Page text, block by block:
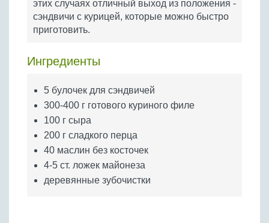
Бобовые
Яйца
этих случаях отличный выход из положения -
сэндвичи с курицей, которые можно быстро
приготовить.
Ингредиенты
5 булочек для сэндвичей
300-400 г готового куриного филе
100 г сыра
200 г сладкого перца
40 маслин без косточек
4-5 ст. ложек майонеза
деревянные зубочистки